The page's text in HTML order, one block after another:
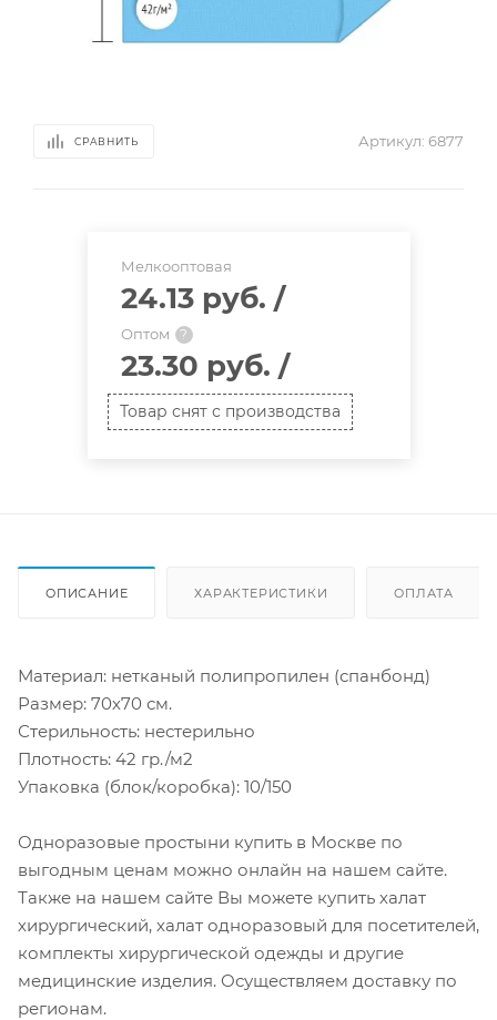
СРАВНИТЬ Артикул: 6877
Мелкооптовая
24.13 руб. /
Оптом ?
23.30 руб. /
Товар снят с производства
ОПИСАНИЕ ХАРАКТЕРИСТИКИ ОПЛАТА
Материал: нетканый полипропилен (спанбонд)
Размер: 70х70 см.
Стерильность: нестерильно
Плотность: 42 гр./м2
Упаковка (блок/коробка): 10/150
Одноразовые простыни купить в Москве по
выгодным ценам можно онлайн на нашем сайте.
Также на нашем сайте Вы можете купить халат
хирургический, халат одноразовый для посетителей,
комплекты хирургической одежды и другие
медицинские изделия. Осуществляем доставку по
регионам.